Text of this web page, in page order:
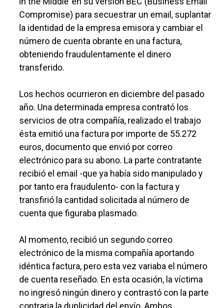
Compromise) para secuestrar un email, suplantar
la identidad de la empresa emisora y cambiar el
número de cuenta obrante en una factura,
obteniendo fraudulentamente el dinero
transferido.
Los hechos ocurrieron en diciembre del pasado
año. Una determinada empresa contrató los
servicios de otra compañía, realizado el trabajo
ésta emitió una factura por importe de 55.272
euros, documento que envió por correo
electrónico para su abono. La parte contratante
recibió el email -que ya había sido manipulado y
por tanto era fraudulento- con la factura y
transfirió la cantidad solicitada al número de
cuenta que figuraba plasmado.
Al momento, recibió un segundo correo
electrónico de la misma compañía aportando
idéntica factura, pero esta vez variaba el número
de cuenta reseñado. En esta ocasión, la víctima
no ingresó ningún dinero y contrastó con la parte